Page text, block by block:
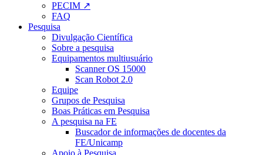
PECIM ↗
FAQ
Pesquisa
Divulgação Científica
Sobre a pesquisa
Equipamentos multiusuário
Scanner OS 15000
Scan Robot 2.0
Equipe
Grupos de Pesquisa
Boas Práticas em Pesquisa
A pesquisa na FE
Buscador de informações de docentes da
FE/Unicamp
Apoio à Pesquisa